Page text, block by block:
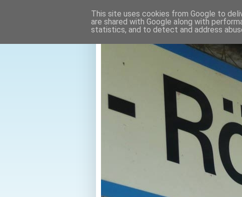
This site uses cookies from Google to
are shared with Google along with
statistics, and to detect and address